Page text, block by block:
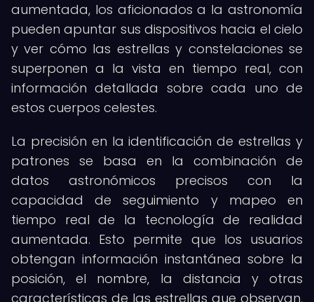
aumentada, los aficionados a la astronomía
pueden apuntar sus dispositivos hacia el cielo
y ver cómo las estrellas y constelaciones se
superponen a la vista en tiempo real, con
información detallada sobre cada uno de
estos cuerpos celestes.
La precisión en la identificación de estrellas y
patrones se basa en la combinación de
datos astronómicos precisos con la
capacidad de seguimiento y mapeo en
tiempo real de la tecnología de realidad
aumentada. Esto permite que los usuarios
obtengan información instantánea sobre la
posición, el nombre, la distancia y otras
características de las estrellas que observan,